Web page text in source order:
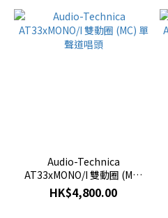
Audio-Technica
AT33xMONO/I 雙動圈 (MC)
單聲道唱頭
HK$4,800.00